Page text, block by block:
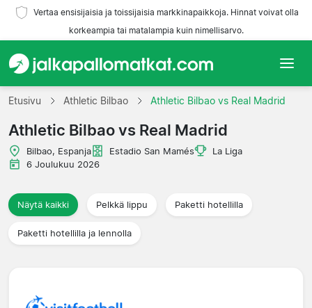
Vertaa ensisijaisia ja toissijaisia markkinapaikkoja. Hinnat voivat olla
korkeampia tai matalampia kuin nimellisarvo.
Etusivu
Joukkueet
Liigat
Matkatoimistoja
Etusivu Athletic Bilbao Athletic Bilbao vs Real Madrid
Athletic Bilbao vs Real Madrid
Bilbao, Espanja Estadio San Mamés
La Liga
6 Joulukuu 2026
Näytä kaikki Pelkkä lippu Paketti hotellilla
Paketti hotellilla ja lennolla